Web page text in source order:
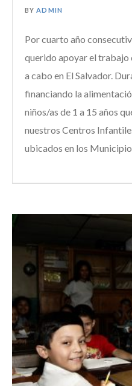
BYADMIN
Por cuarto año
querido apoyar el trabajo
a cabo en El Salvador.
financiando la
niños/as de 1 a 15 años
nuestros Centros
ubicados en los